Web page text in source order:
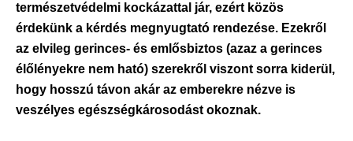
természetvédelmi kockázattal jár, ezért közös
érdekünk a kérdés megnyugtató rendezése. Ezekről
az elvileg gerinces- és emlősbiztos (azaz a gerinces
élőlényekre nem ható) szerekről viszont sorra kiderül,
hogy hosszú távon akár az emberekre nézve is
veszélyes egészségkárosodást okoznak.